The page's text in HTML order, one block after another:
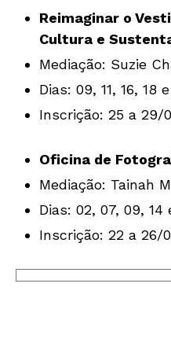
Reimaginar o
Cultura e
Mediação: Suzie
Dias: 09, 11, 16, 18
Inscrição: 25 a 29/
Oficina de
Mediação: Tainah
Dias: 02, 07, 09,
Inscrição: 22 a 26/